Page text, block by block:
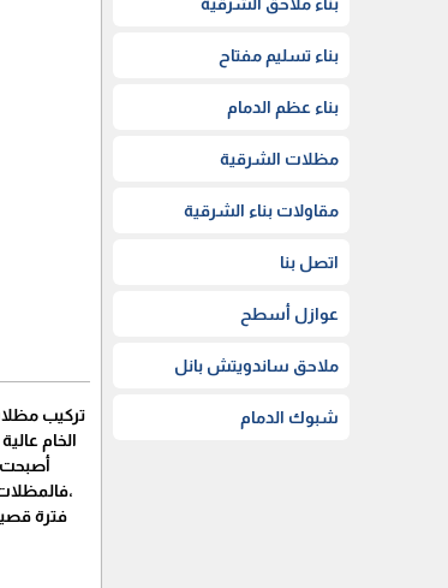
بناء تسليم مفتاح
بناء عظم الدمام
مظلات الشرقية
مقاولات بناء الشرقية
اتصل بنا
عوازل أسطح
ملاحق ساندويتش بانل
شبوك الدمام
تركيب
الخام
أصبحت
فترة